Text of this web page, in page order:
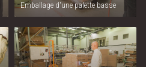
Emballage d'une palette basse